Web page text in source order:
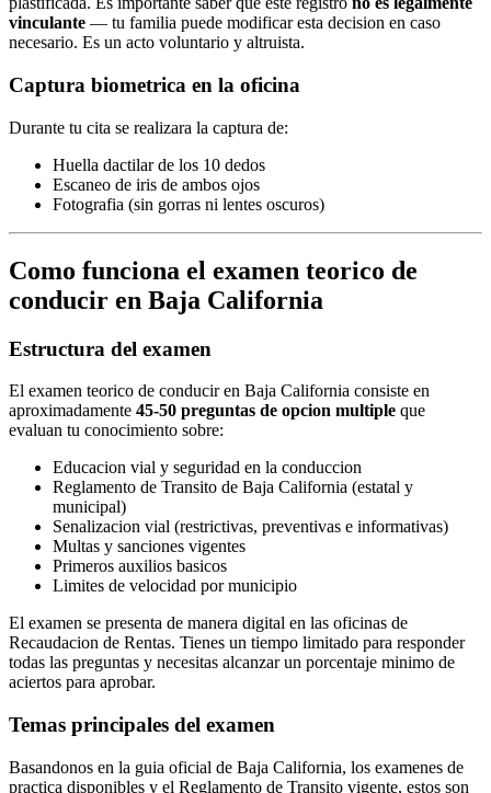
vinculante — tu familia puede modificar esta decision en caso
necesario. Es un acto voluntario y altruista.
Captura biometrica en la oficina
Durante tu cita se realizara la captura de:
Huella dactilar de los 10 dedos
Escaneo de iris de ambos ojos
Fotografia (sin gorras ni lentes oscuros)
Como funciona el examen teorico de
conducir en Baja California
Estructura del examen
El examen teorico de conducir en Baja California consiste en
aproximadamente 45-50 preguntas de opcion multiple que
evaluan tu conocimiento sobre:
Educacion vial y seguridad en la conduccion
Reglamento de Transito de Baja California (estatal y
municipal)
Senalizacion vial (restrictivas, preventivas e informativas)
Multas y sanciones vigentes
Primeros auxilios basicos
Limites de velocidad por municipio
El examen se presenta de manera digital en las oficinas de
Recaudacion de Rentas. Tienes un tiempo limitado para responder
todas las preguntas y necesitas alcanzar un porcentaje minimo de
aciertos para aprobar.
Temas principales del examen
Basandonos en la guia oficial de Baja California, los examenes de
practica disponibles y el Reglamento de Transito vigente, estos son